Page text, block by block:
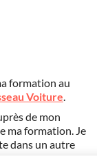
formation au
Voiture.
de mon
ma formation. Je
dans un autre